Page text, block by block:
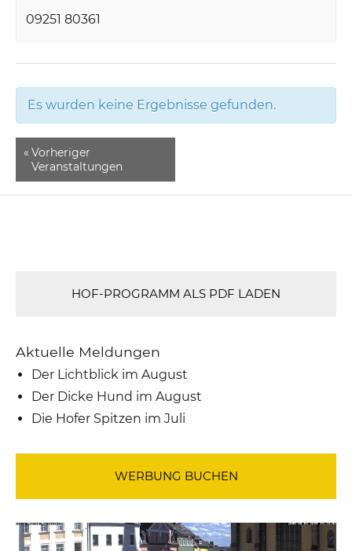
09251 80361
Es wurden keine Ergebnisse gefunden.
« Vorheriger
Veranstaltungen
HOF-PROGRAMM ALS PDF LADEN
Aktuelle Meldungen
Der Lichtblick im August
Der Dicke Hund im August
Die Hofer Spitzen im Juli
WERBUNG BUCHEN